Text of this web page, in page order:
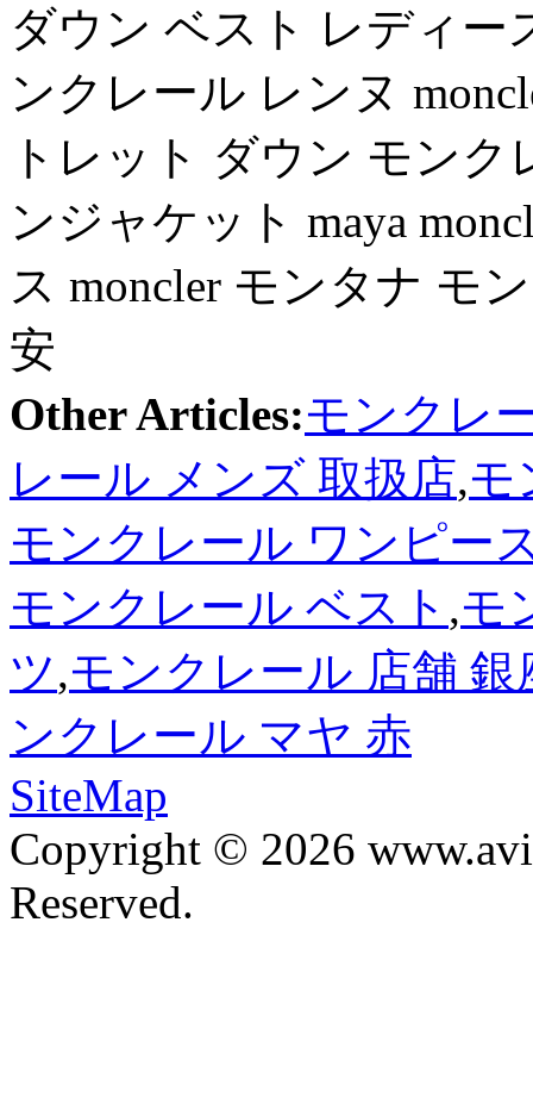
ダウン ベスト レディー
ンクレール レンヌ
トレット ダウン モンク
ンジャケット maya
ス moncler モンタナ モ
安
Other Articles:モンクレ
レール メンズ 取扱店,モ
モンクレール ワンピー
モンクレール ベスト ,モ
ツ,モンクレール 店舗 銀
ンクレール マヤ 赤
SiteMap
Copyright © 2026
Reserved.